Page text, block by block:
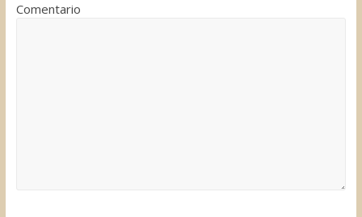
Comentario